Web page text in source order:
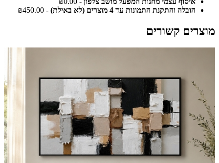
הובלה והתקנת התמונות עד 4 מוצרים (לא באילת)
- ₪450.00
מוצרים קשורים